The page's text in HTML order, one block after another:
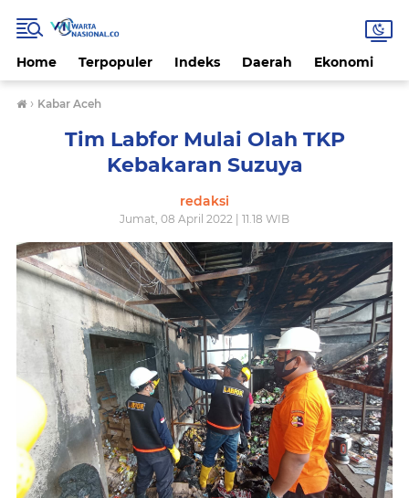
Home Terpopuler Indeks Daerah Ekonomi
› Kabar Aceh
Tim Labfor Mulai Olah TKP
Kebakaran Suzuya
redaksi
Jumat, 08 April 2022 | 11.18 WIB